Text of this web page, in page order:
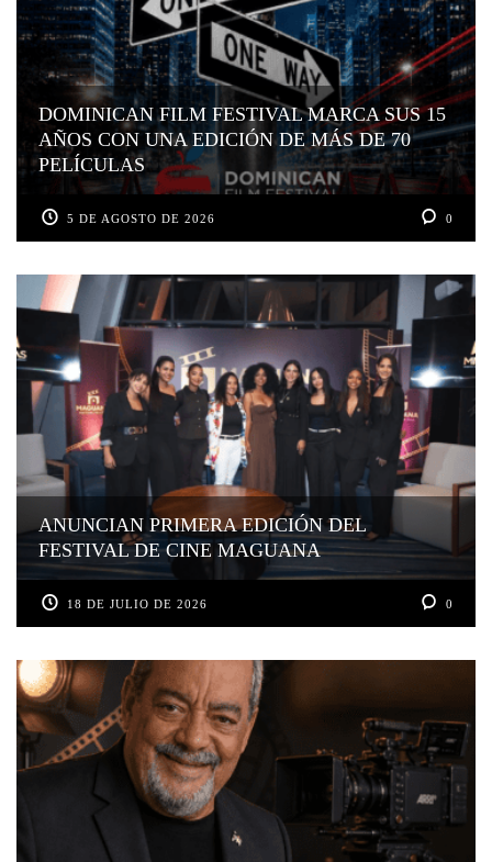
DOMINICAN FILM FESTIVAL MARCA SUS 15
AÑOS CON UNA EDICIÓN DE MÁS DE 70
PELÍCULAS
5 DE AGOSTO DE 2026 0
ANUNCIAN PRIMERA EDICIÓN DEL
FESTIVAL DE CINE MAGUANA
18 DE JULIO DE 2026 0